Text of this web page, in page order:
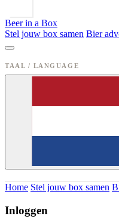
Beer in a Box
Stel jouw box samen Bier
TAAL / LANGUAGE
Home Stel jouw box samen
Inloggen